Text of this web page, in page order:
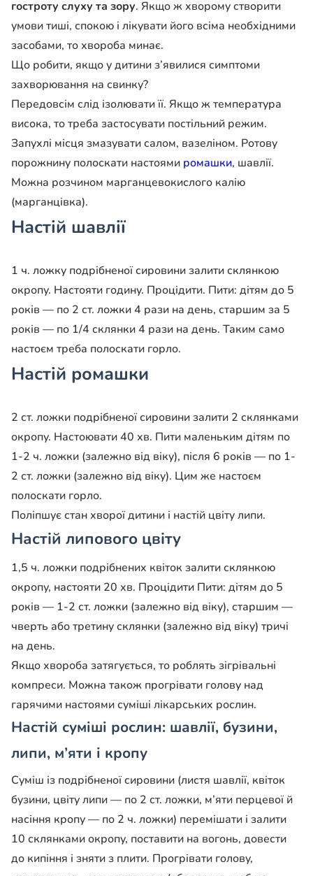
гостроту слуху та зору. Якщо ж хворому створити
умови тиші, спокою і лікувати його всіма необхідними
засобами, то хвороба минає.
Що робити, якщо у дитини з’явилися симптоми
захворювання на свинку?
Передовсім слід ізолювати її. Якщо ж температура
висока, то треба застосувати постільний режим.
Запухлі місця змазувати салом, вазеліном. Ротову
порожнину полоскати настоями ромашки, шавлії.
Можна розчином марганцевокислого калію
(марганцівка).
Настій шавлії
1 ч. ложку подрібненої сировини залити склянкою
окропу. Настояти годину. Процідити. Пити: дітям до 5
років — по 2 ст. ложки 4 рази на день, старшим за 5
років — по 1/4 склянки 4 рази на день. Таким само
настоєм треба полоскати горло.
Настій ромашки
2 ст. ложки подрібненої сировини залити 2 склянками
окропу. Настоювати 40 хв. Пити маленьким дітям по
1-2 ч. ложки (залежно від віку), після 6 років — по 1-
2 ст. ложки (залежно від віку). Цим же настоєм
полоскати горло.
Поліпшує стан хворої дитини і настій цвіту липи.
Настій липового цвіту
1,5 ч. ложки подрібнених квіток залити склянкою
окропу, настояти 20 хв. Процідити Пити: дітям до 5
років — 1-2 ст. ложки (залежно від віку), старшим —
чверть або третину склянки (залежно від віку) тричі
на день.
Якщо хвороба затягується, то роблять зігрівальні
компреси. Можна також прогрівати голову над
гарячими настоями суміші лікарських рослин.
Настій суміші рослин: шавлії, бузини,
липи, м’яти і кропу
Суміш із подрібненої сировини (листя шавлії, квіток
бузини, цвіту липи — по 2 ст. ложки, м’яти перцевої й
насіння кропу — по 2 ч. ложки) перемішати і залити
10 склянками окропу, поставити на вогонь, довести
до кипіння і зняти з плити. Прогрівати голову,